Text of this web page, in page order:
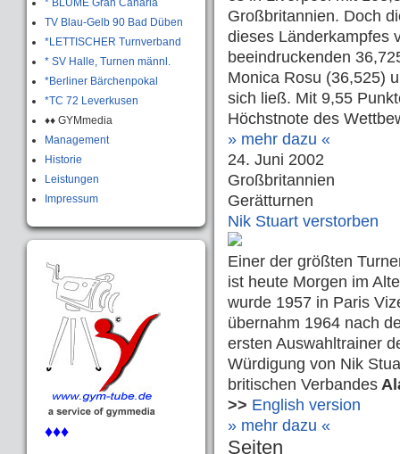
* BLUME Gran Canaria
TV Blau-Gelb 90 Bad Düben
*LETTISCHER Turnverband
* SV Halle, Turnen männl.
*Berliner Bärchenpokal
*TC 72 Leverkusen
♦♦ GYMmedia
Management
Historie
Leistungen
Impressum
♦♦♦
Großbritannien. Doch
dieses Länderkampfes
beeindruckenden
Monica Rosu (36,525)
sich ließ. Mit 9,55
Höchstnote des
» mehr dazu «
24. Juni 2002
Großbritannien
Gerätturnen
Nik Stuart verstorben
Einer der größten
ist heute Morgen im
wurde 1957 in Paris
übernahm 1964 nach
ersten Auswahltrainer
Würdigung von Nik
britischen Verbandes
>> English version
» mehr dazu «
Seiten